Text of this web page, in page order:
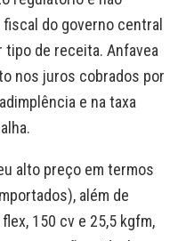
do governo central
tipo de receita. Anfavea
nos juros cobrados por
e na taxa
alto preço em termos
além de
150 cv e 25,5 kgfm,